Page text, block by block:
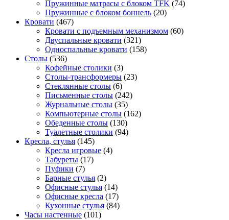
Пружинные матрасы с блоком TFK (74)
Пружинные с блоком боннель (20)
Кровати (467)
Кровати с подъемным механизмом (60)
Двуспальные кровати (321)
Односпальные кровати (158)
Столы (536)
Кофейные столики (3)
Столы-трансформеры (23)
Стеклянные столы (6)
Письменные столы (242)
Журнальные столы (35)
Компьютерные столы (162)
Обеденные столы (130)
Туалетные столики (94)
Кресла, стулья (145)
Кресла игровые (4)
Табуреты (17)
Пуфики (7)
Барные стулья (2)
Офисные стулья (14)
Офисные кресла (17)
Кухонные стулья (84)
Часы настенные (101)